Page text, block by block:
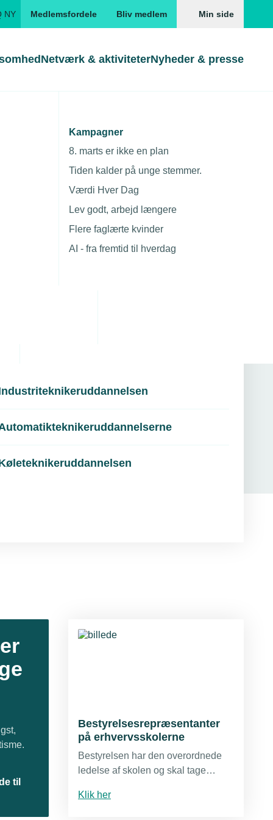
NY Medlemsfordele Bliv medlem Min side
Gå direkte til
Skabeloner og kontrakter
Beregn opsigelsesvarsel
Gå direkte til
Skabeloner
TEKNIQ app
Netværk & aktiviteterNyheder & presse
Kampagner
8. marts er ikke en plan
Tiden kalder på unge stemmer.
Værdi Hver Dag
Lev godt, arbejd længere
Flere faglærte kvinder
AI - fra fremtid til hverdag
til
Bestyrelsesrepræsentanter
på erhvervsskolerne
Bestyrelsen har den overordnede
ledelse af skolen og skal tage
og medarbejdere, hvilken retning
Klik her